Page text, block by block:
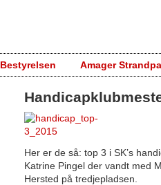
Bestyrelsen Amager
Her er de så: top 3 i SK’s
Katrine Pingel der vandt med
Hersted på tredjepladsen.